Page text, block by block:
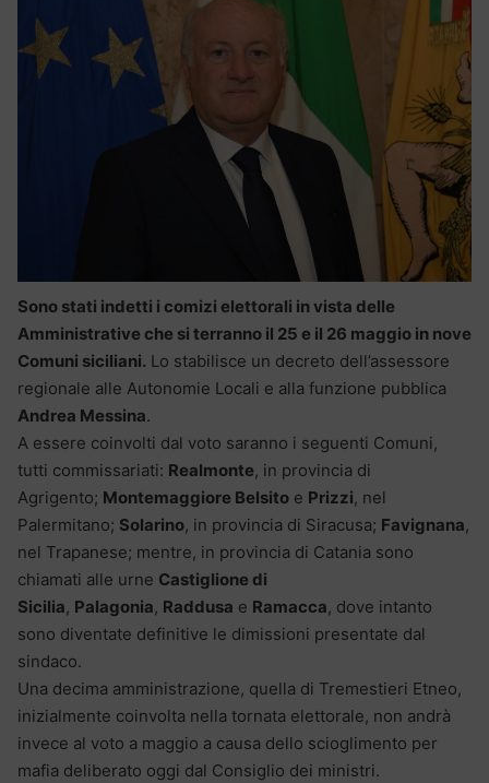
Sono stati indetti i comizi elettorali in vista delle
Amministrative che si terranno il 25 e il 26 maggio in nove
Comuni siciliani. Lo stabilisce un decreto dell’assessore
regionale alle Autonomie Locali e alla funzione pubblica
Andrea Messina.
A essere coinvolti dal voto saranno i seguenti Comuni,
tutti commissariati: Realmonte, in provincia di
Agrigento; Montemaggiore Belsito e Prizzi, nel
Palermitano; Solarino, in provincia di Siracusa; Favignana,
nel Trapanese; mentre, in provincia di Catania sono
chiamati alle urne Castiglione di
Sicilia, Palagonia, Raddusa e Ramacca, dove intanto
sono diventate definitive le dimissioni presentate dal
sindaco.
Una decima amministrazione, quella di Tremestieri Etneo,
inizialmente coinvolta nella tornata elettorale, non andrà
invece al voto a maggio a causa dello scioglimento per
mafia deliberato oggi dal Consiglio dei ministri.